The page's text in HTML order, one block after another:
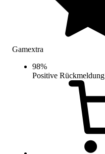
Gamextra
98%
Positive Rückmeldung